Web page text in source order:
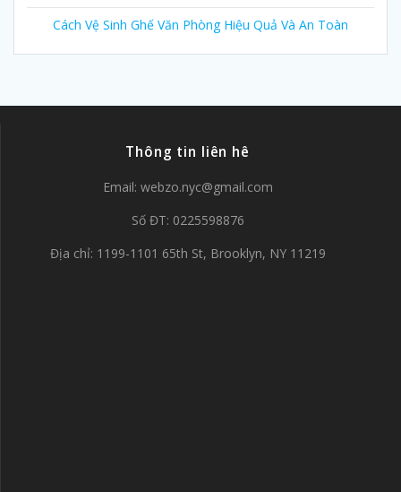
Cách Vệ Sinh Ghế Văn Phòng Hiệu Quả Và An Toàn
Thông tin liên hê
Email: webzo.nyc@gmail.com
Số ĐT: 0225598876
Địa chỉ: 1199-1101 65th St, Brooklyn, NY 11219